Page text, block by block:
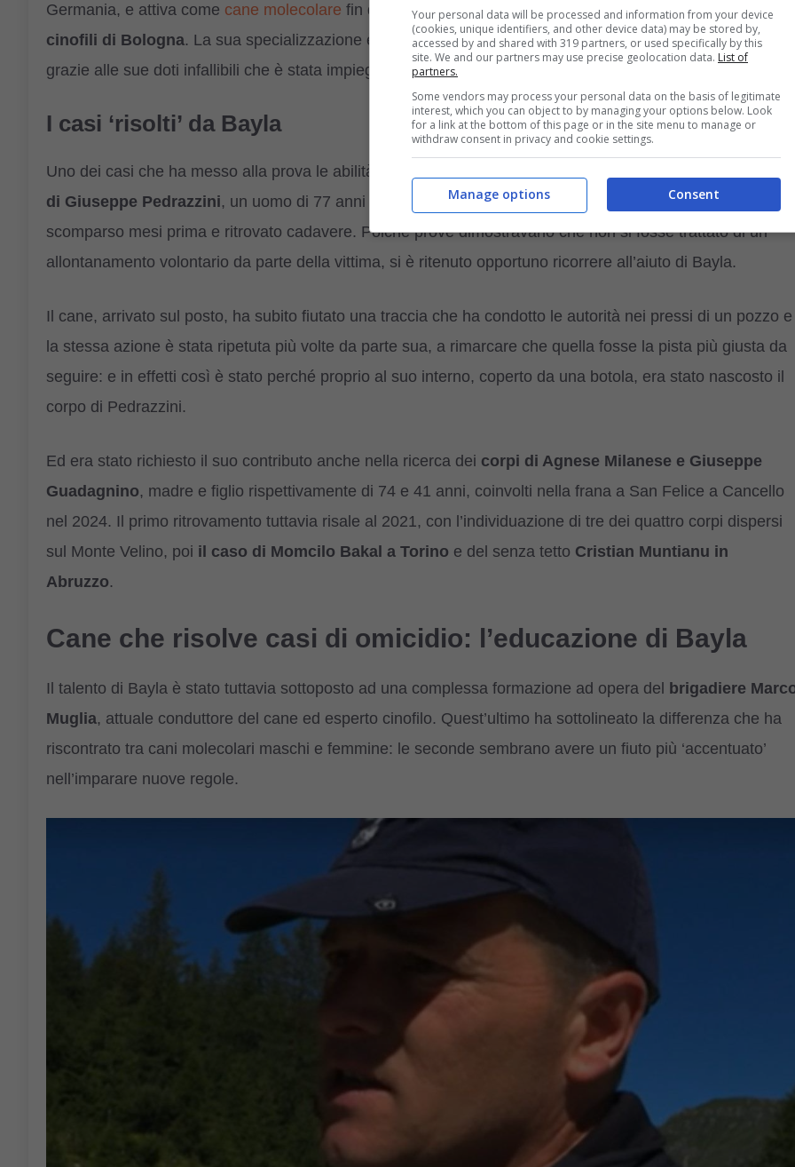
Germania, e attiva come cane molecolare fin dal 2020: da allora collabora con ilNucleo Carabinieri
cinofili di Bologna. La sua specializzazione è in ricerca di tracce di sangue e cadaveri, ed è proprio
grazie alle sue doti infallibili che è stata impiegata in diverse indagini, saltate alla cronaca negli ultimi anni.
I casi ‘risolti’ da Bayla
Uno dei casi che ha messo alla prova le abilità di Bayla è quello relativo al 2022, che riguardava
di Giuseppe Pedrazzini, un uomo di 77 anni scomparso a Toano, in provincia di Reggio Emilia,
scomparso mesi prima e ritrovato cadavere. Poiché prove dimostravano che non si fosse trattato di un
allontanamento volontario da parte della vittima, si è ritenuto opportuno ricorrere all’aiuto di Bayla.
Il cane, arrivato sul posto, ha subito fiutato una traccia che ha condotto le autorità nei pressi di un pozzo e
la stessa azione è stata ripetuta più volte da parte sua, a rimarcare che quella fosse la pista più giusta da
seguire: e in effetti così è stato perché proprio al suo interno, coperto da una botola, era stato nascosto il
corpo di Pedrazzini.
Ed era stato richiesto il suo contributo anche nella ricerca dei corpi di Agnese Milanese e Giuseppe
Guadagnino, madre e figlio rispettivamente di 74 e 41 anni, coinvolti nella frana a San Felice a Cancello
nel 2024. Il primo ritrovamento tuttavia risale al 2021, con l’individuazione di tre dei quattro corpi dispersi
sul Monte Velino, poi il caso di Momcilo Bakal a Torino e del senza tetto Cristian Muntianu in
Abruzzo.
Cane che risolve casi di omicidio: l’educazione di Bayla
Il talento di Bayla è stato tuttavia sottoposto ad una complessa formazione ad opera del
brigadiere
Muglia, attuale conduttore del cane ed esperto cinofilo. Quest’ultimo ha sottolineato la differenza che ha
riscontrato tra cani molecolari maschi e femmine: le seconde sembrano avere un fiuto più ‘accentuato’
nell’imparare nuove regole.
Your personal data will be processed and information from your device
(cookies, unique identifiers, and other device data) may be stored by,
accessed by and shared with 319 partners, or used specifically by this
site. We and our partners may use precise geolocation data. List of
partners.
Some vendors may process your personal data on the basis of legitimate
interest, which you can object to by managing your options below. Look
for a link at the bottom of this page or in the site menu to manage or
withdraw consent in privacy and cookie settings.
Consent
Manage options